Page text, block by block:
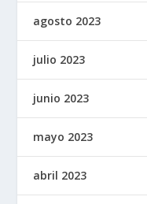
agosto 2023
julio 2023
junio 2023
mayo 2023
abril 2023